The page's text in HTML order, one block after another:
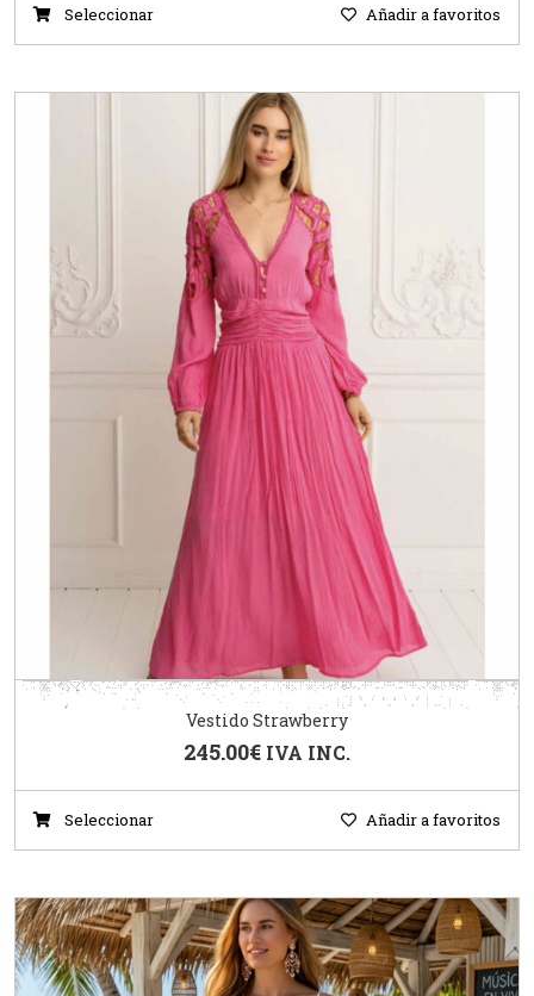
Seleccionar Añadir a favoritos
Vestido Strawberry
245.00€ IVA INC.
Seleccionar Añadir a favoritos